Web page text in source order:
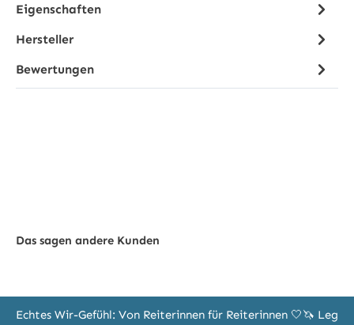
Eigenschaften
Hersteller
Bewertungen
Das sagen andere Kunden
Echtes Wir-Gefühl: Von Reiterinnen für Reiterinnen 🤍🦄 Leg